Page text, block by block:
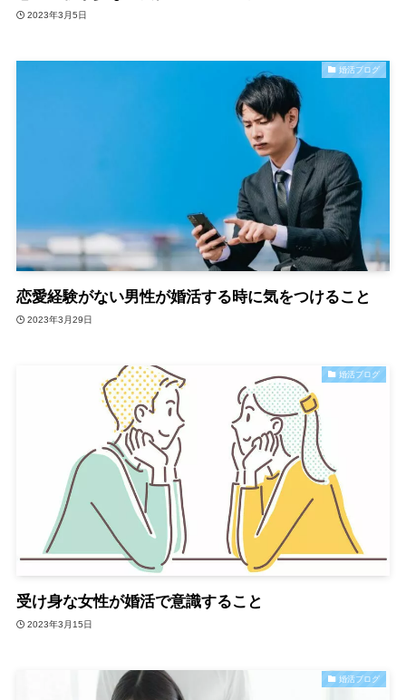
2023年3月5日
婚活ブログ
恋愛経験がない男性が婚活する時に気をつけること
2023年3月29日
婚活ブログ
受け身な女性が婚活で意識すること
2023年3月15日
婚活ブログ